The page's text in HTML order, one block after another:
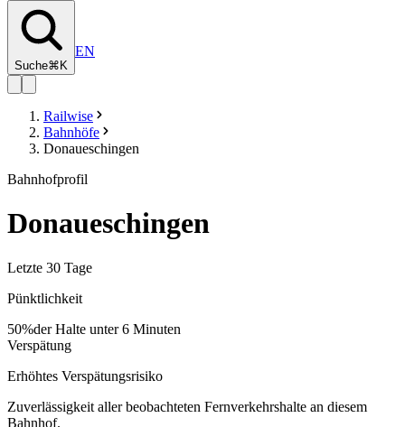
Suche⌘K
EN
Railwise
Bahnhöfe
Donaueschingen
Bahnhofprofil
Donaueschingen
Letzte 30 Tage
Pünktlichkeit
50%der Halte unter 6 Minuten
Verspätung
Erhöhtes Verspätungsrisiko
Zuverlässigkeit aller beobachteten Fernverkehrshalte an diesem
Bahnhof.